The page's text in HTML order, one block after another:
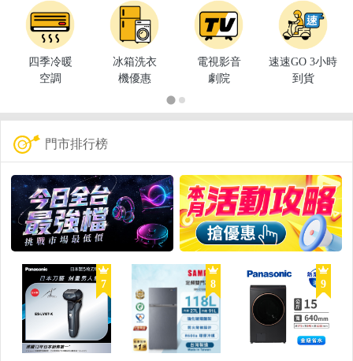
四季冷暖
空調
冰箱洗衣
機優惠
電視影音
劇院
速速GO 3小時
到貨
門市排行榜
7 8 9